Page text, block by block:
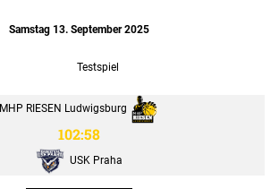
Samstag 13. September 2025
Testspiel
MHP RIESEN Ludwigsburg
102:58
USK Praha